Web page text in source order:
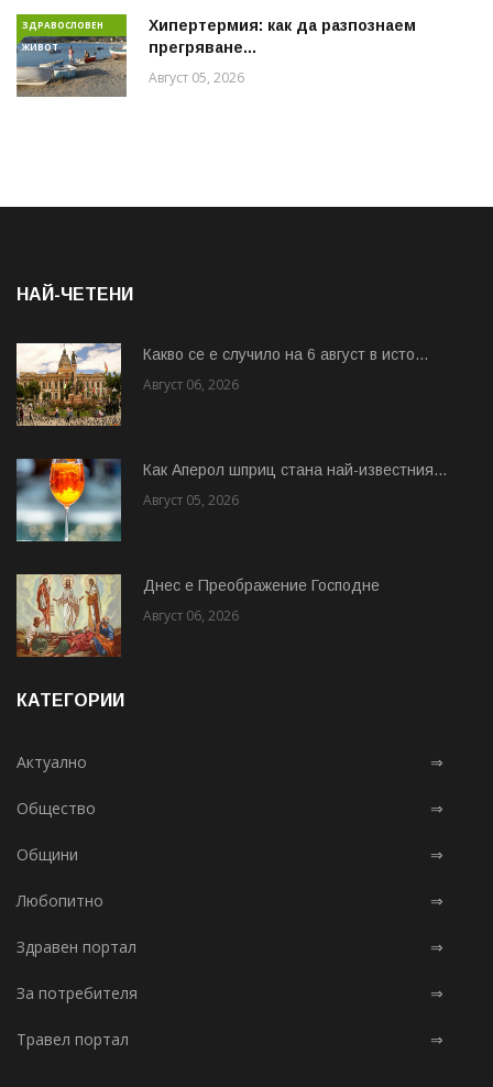
ЗДРАВОСЛОВЕН
ЖИВОТ
Хипертермия: как да разпознаем
прегряване...
Август 05, 2026
НАЙ-ЧЕТЕНИ
Какво се е случило на 6 август в исто...
Август 06, 2026
Как Аперол шприц стана най-известния...
Август 05, 2026
Днес е Преображение Господне
Август 06, 2026
КАТЕГОРИИ
Актуално ⇒
Общество ⇒
Общини ⇒
Любопитно ⇒
Здравен портал ⇒
За потребителя ⇒
Травел портал ⇒